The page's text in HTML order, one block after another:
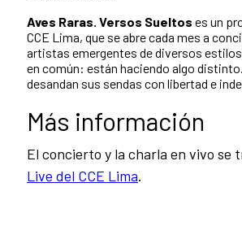
Aves Raras. Versos Sueltos es un
CCE Lima, que se abre cada mes a
artistas emergentes de diversos
en común: están haciendo algo
desandan sus sendas con libertad e
Más información
El concierto y la charla en vivo se
Live del CCE Lima.